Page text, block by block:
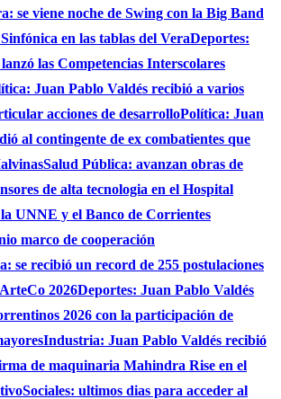
se viene noche de Swing con la Big Band
en las tablas del VeraDeportes:
las Competencias Interscolares
Juan Pablo Valdés recibió a varios
acciones de desarrolloPolítica: Juan
al contingente de ex combatientes que
Salud Pública: avanzan obras de
de alta tecnologia en el Hospital
UNNE y el Banco de Corrientes
marco de cooperación
se recibió un record de 255 postulaciones
2026Deportes: Juan Pablo Valdés
2026 con la participación de
Industria: Juan Pablo Valdés recibió
de maquinaria Mahindra Rise en el
Sociales: ultimos dias para acceder al